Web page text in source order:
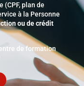
plan de
à la Personne
ou de crédit
de formation